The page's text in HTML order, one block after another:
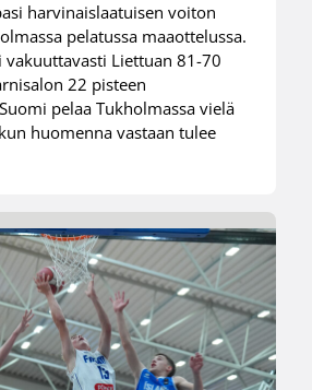
harvinaislaatuisen voiton
pelatussa maaottelussa.
vakuuttavasti Liettuan 81-70
22 pisteen
pelaa Tukholmassa vielä
huomenna vastaan tulee